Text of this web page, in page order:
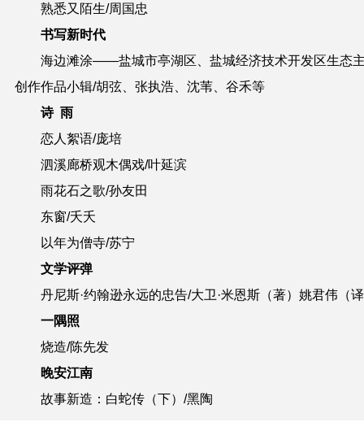
熟悉又陌生/周国忠
书写新时代
海边滩涂——盐城市亭湖区、盐城经济技术开发区生态
创作作品小辑/胡弦、张执浩、沈苇、谷禾等
诗 雨
恋人絮语/庞培
泗溪廊桥观木偶戏/叶延滨
雨花石之歌/孙友田
东窗/夭夭
以年为僧寺/苏宁
文学评弹
丹尼斯·约翰逊永远的忠告/大卫·米恩斯（著）姚君伟（
一隅照
烧造/陈先发
晚安江南
故事新造：白蛇传（下）/黑陶